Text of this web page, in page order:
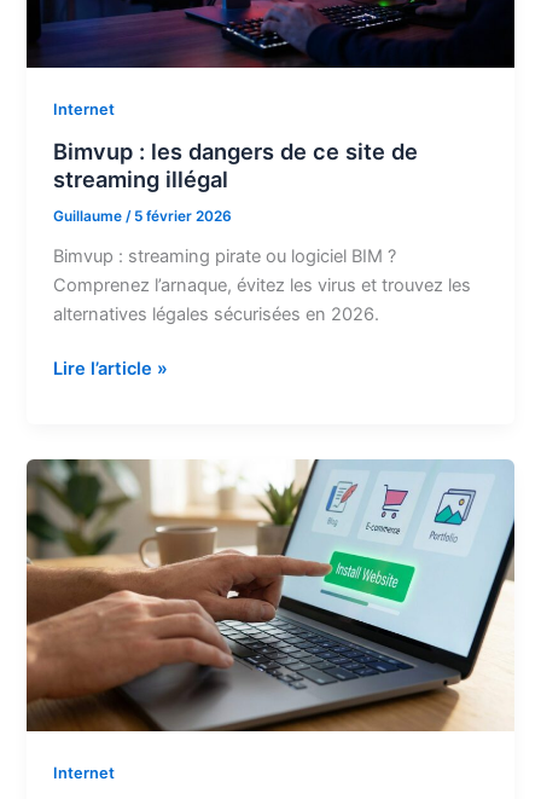
Internet
Bimvup : les dangers de ce site de
streaming illégal
Guillaume / 5 février 2026
Bimvup : streaming pirate ou logiciel BIM ?
Comprenez l’arnaque, évitez les virus et trouvez les
alternatives légales sécurisées en 2026.
Bimvup
dangers
de
ce
site
de
streaming
illégal
Lire l’article »
Internet